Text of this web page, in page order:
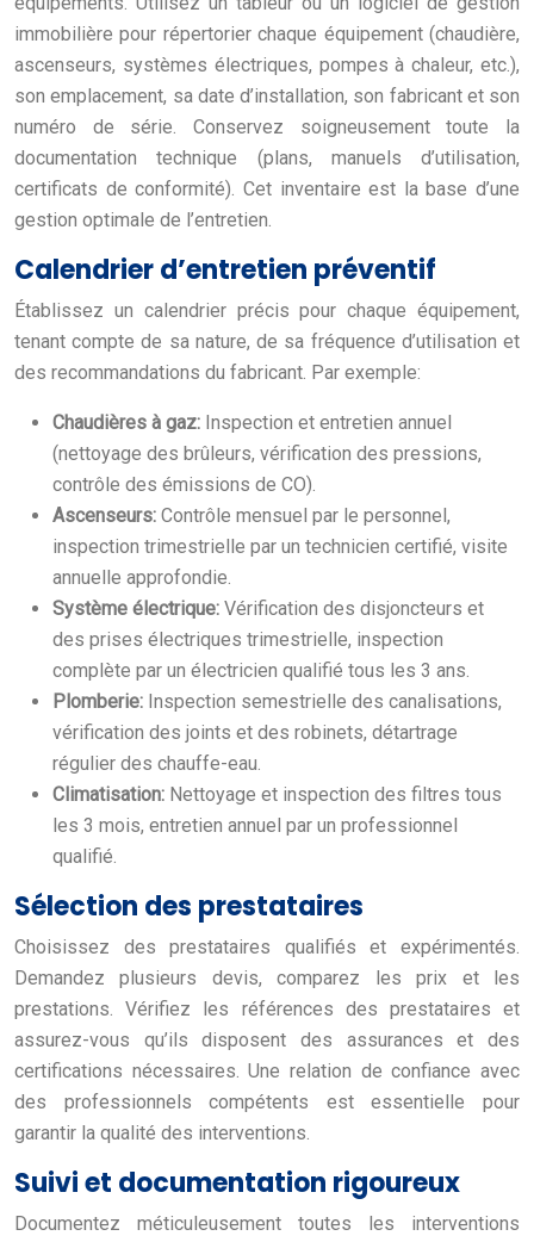
immobilière pour répertorier chaque équipement (chaudière,
ascenseurs, systèmes électriques, pompes à chaleur, etc.),
son emplacement, sa date d’installation, son fabricant et son
numéro de série. Conservez soigneusement toute la
documentation technique (plans, manuels d’utilisation,
certificats de conformité). Cet inventaire est la base d’une
gestion optimale de l’entretien.
Calendrier d’entretien préventif
Établissez un calendrier précis pour chaque équipement,
tenant compte de sa nature, de sa fréquence d’utilisation et
des recommandations du fabricant. Par exemple:
Chaudières à gaz: Inspection et entretien annuel
(nettoyage des brûleurs, vérification des pressions,
contrôle des émissions de CO).
Ascenseurs: Contrôle mensuel par le personnel,
inspection trimestrielle par un technicien certifié, visite
annuelle approfondie.
Système électrique: Vérification des disjoncteurs et
des prises électriques trimestrielle, inspection
complète par un électricien qualifié tous les 3 ans.
Plomberie: Inspection semestrielle des canalisations,
vérification des joints et des robinets, détartrage
régulier des chauffe-eau.
Climatisation: Nettoyage et inspection des filtres tous
les 3 mois, entretien annuel par un professionnel
qualifié.
Sélection des prestataires
Choisissez des prestataires qualifiés et expérimentés.
Demandez plusieurs devis, comparez les prix et les
prestations. Vérifiez les références des prestataires et
assurez-vous qu’ils disposent des assurances et des
certifications nécessaires. Une relation de confiance avec
des professionnels compétents est essentielle pour
garantir la qualité des interventions.
Suivi et documentation rigoureux
Documentez méticuleusement toutes les interventions